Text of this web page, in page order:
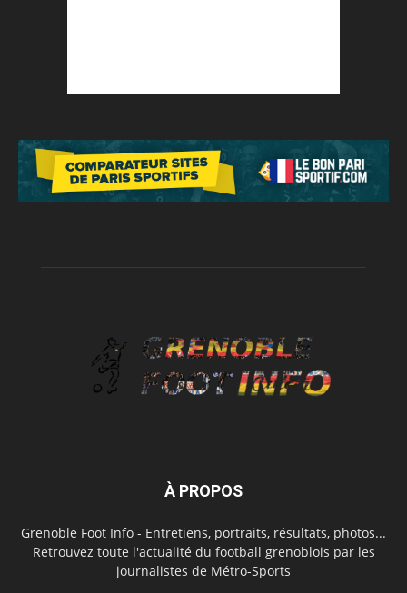
À PROPOS
Grenoble Foot Info - Entretiens, portraits, résultats, photos...
Retrouvez toute l'actualité du football grenoblois par les
journalistes de Métro-Sports